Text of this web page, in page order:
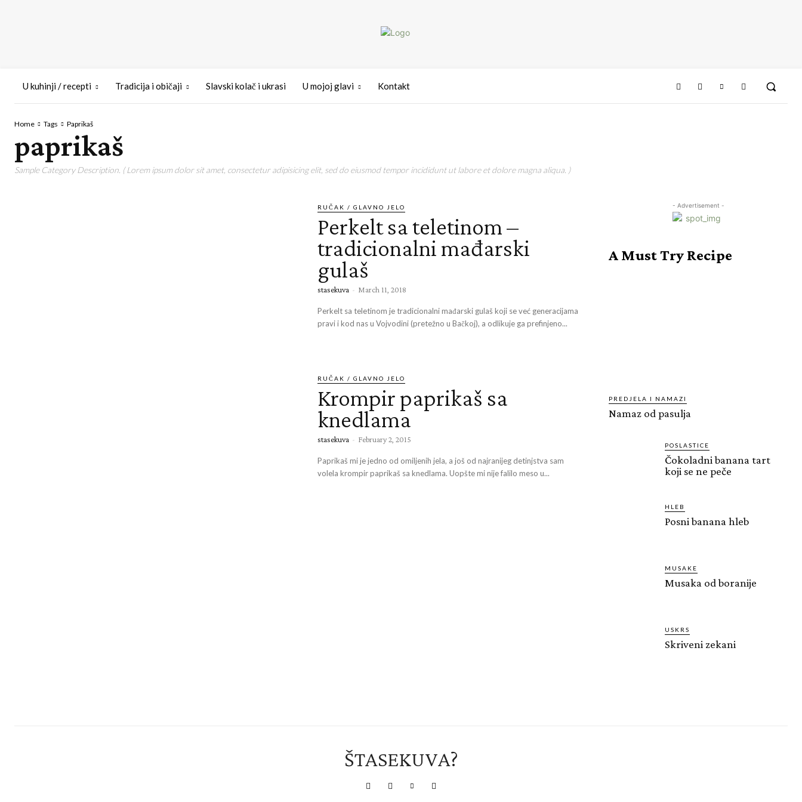
U kuhinji / recepti Tradicija i običaji Slavski kolač i ukrasi U mojoj glavi Kontakt
Home Tags Paprikaš
paprikaš
Sample Category Description. ( Lorem ipsum dolor sit amet, consectetur adipisicing elit, sed do eiusmod tempor incididunt ut labore et dolore magna aliqua. )
RUČAK / GLAVNO JELO
Perkelt sa teletinom –
tradicionalni mađarski
gulaš
stasekuva - March 11, 2018
Perkelt sa teletinom je tradicionalni mađarski gulaš koji se već generacijama
pravi i kod nas u Vojvodini (pretežno u Bačkoj), a odlikuje ga prefinjeno...
RUČAK / GLAVNO JELO
Krompir paprikaš sa
knedlama
stasekuva - February 2, 2015
Paprikaš mi je jedno od omiljenih jela, a još od najranijeg detinjstva sam
volela krompir paprikaš sa knedlama. Uopšte mi nije falilo meso u...
- Advertisement -
A Must Try Recipe
PREDJELA I NAMAZI
Namaz od pasulja
POSLASTICE
Čokoladni banana tart
koji se ne peče
HLEB
Posni banana hleb
MUSAKE
Musaka od boranije
USKRS
Skriveni zekani
ŠTASEKUVA?